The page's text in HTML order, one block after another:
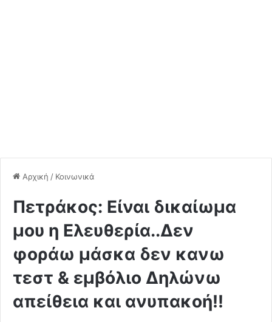
Αρχική / Κοινωνικά
Πετράκος: Είναι δικαίωμα
μου η Ελευθερία..Δεν
φοράω μάσκα δεν κανω
τεστ & εμβόλιο Δηλώνω
απείθεια και ανυπακοή!!